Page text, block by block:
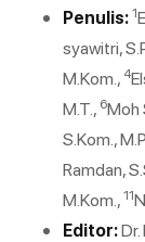
Penulis:1
syawitri,
M.Kom., 4
M.T., 6Moh
S.Kom.,
Ramdan,
M.Kom.,11
Editor:Dr.